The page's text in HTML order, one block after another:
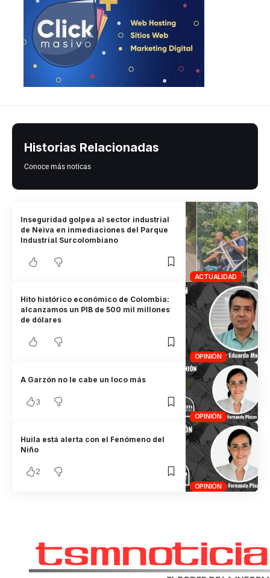
Historias Relacionadas
Conoce más noticas
ACTUALIDAD
Inseguridad golpea al sector industrial
de Neiva en inmediaciones del Parque
Industrial Surcolombiano
OPINIÓN
Hito histórico económico de Colombia:
alcanzamos un PIB de 500 mil millones
de dólares
OPINIÓN
A Garzón no le cabe un loco más
3
OPINIÓN
Huila está alerta con el Fenómeno del
Niño
2